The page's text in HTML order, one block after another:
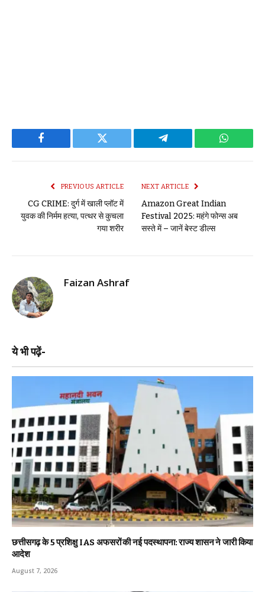
Facebook Twitter Telegram
PREVIOUS ARTICLE
CG CRIME: दुर्ग में खाली प्लॉट में
युवक की निर्मम हत्या, पत्थर से कुचला
गया शरीर
NEXT ARTICLE
Amazon Great Indian
Festival 2025: महंगे फोन्स अब
सस्ते में – जानें बेस्ट डील्स
Faizan Ashraf
ये भी पढ़ें-
छत्तीसगढ़ के 5 प्रशिक्षु IAS अफसरों की नई पदस्थापना: राज्य शासन ने जारी किया
आदेश
August 7, 2026